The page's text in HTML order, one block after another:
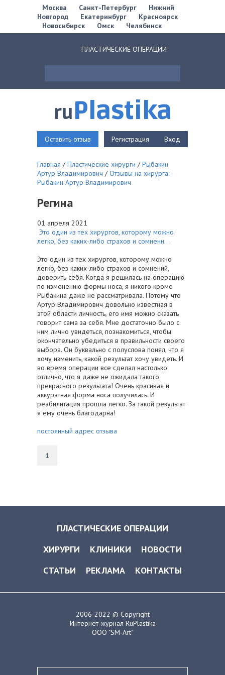
Москва Санкт-Петербург
Нижний
Новгород
Екатеринбург
Красноярск
Новосибирск
Омск Челябинск
ПЛАСТИЧЕСКИЕ ОПЕРАЦИИ
ruPlastika
Оставить отзыв Регистрация Вход
Главная /Пластические хирурги /Рыбакин
Артур Владимирович /Отзывы на хирурга:
Рыбакин Артур Владимирович
Регина
01 апреля 2021
Это один из тех хирургов, которому можно
легко, без каких-либо страхов и сомнени...
Это один из тех хирургов, которому можно
легко, без каких-либо страхов и сомнений,
доверить себя. Когда я решилась на операцию
по изменению формы носа, я никого кроме
Рыбакина даже не рассматривала. Потому что
Артур Владимирович довольно известная в
этой области личность, его имя можно сказать
говорит сама за себя. Мне достаточно было с
ним лично увидеться, познакомиться, чтобы
окончательно убедиться в правильности своего
выбора. Он буквально с полуслова понял, что я
хочу изменить, какой результат хочу увидеть. И
во время операции все сделал настолько
отлично, что я даже не ожидала такого
прекрасного результата! Очень красивая и
аккуратная форма носа получилась. И
реабилитация прошла легко. За такой результат
я ему очень благодарна!
постоянный адрес отзыва
1
ПЛАСТИЧЕСКИЕ ОПЕРАЦИИ
ХИРУРГИ
КЛИНИКИ
НОВОСТИ
СТАТЬИ
РЕКЛАМА КОНТАКТЫ
2006-2022 © Copyright
Интернет-журнал RuPlastika
ООО "SM-Art"